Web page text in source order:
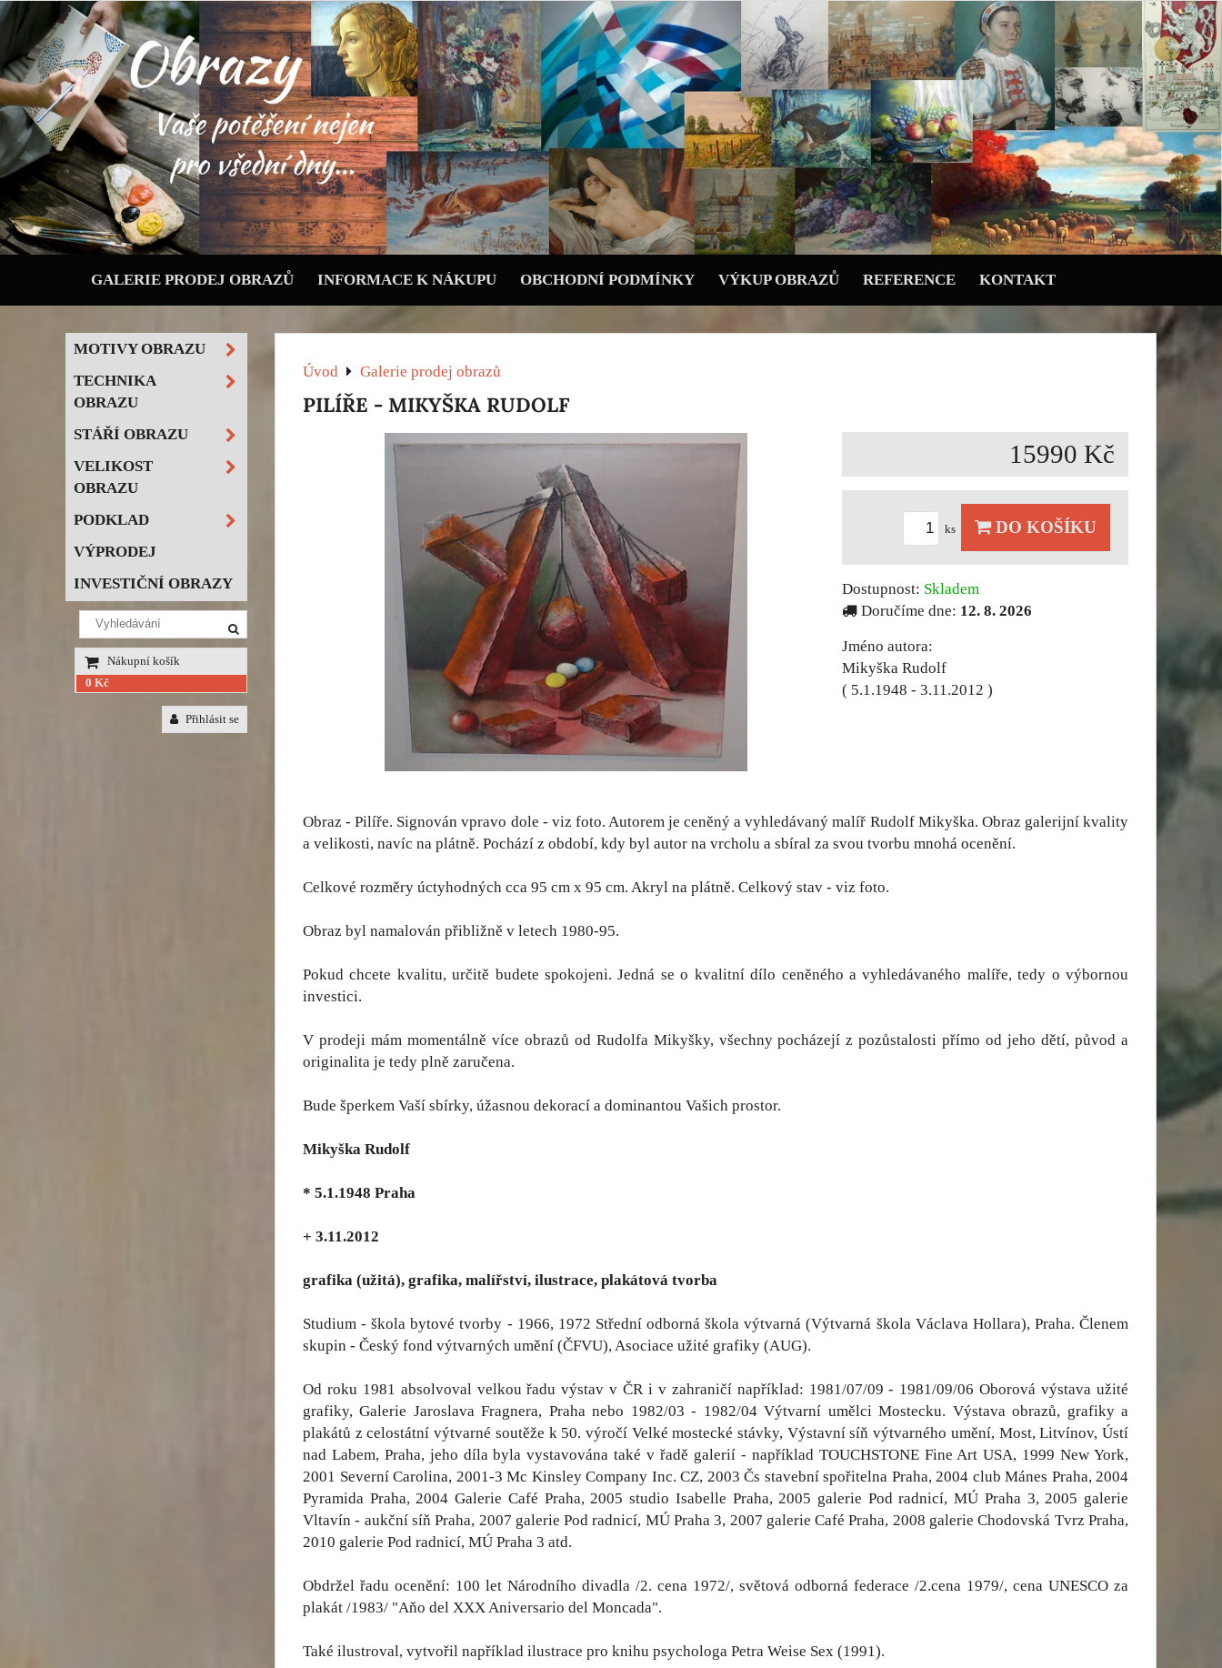
GALERIE PRODEJ OBRAZŮ INFORMACE K NÁKUPU OBCHODNÍ PODMÍNKY VÝKUP OBRAZŮ REFERENCE KONTAKT
Úvod Galerie prodej obrazů
PILÍŘE - MIKYŠKA RUDOLF
15990 Kč
ks DO KOŠÍKU
Dostupnost: Skladem
Doručíme dne: 12. 8. 2026
Jméno autora:
Mikyška Rudolf
( 5.1.1948 - 3.11.2012 )
Obraz - Pilíře. Signován vpravo dole - viz foto. Autorem je ceněný a vyhledávaný malíř Rudolf Mikyška. Obraz galerijní kvality
a velikosti, navíc na plátně. Pochází z období, kdy byl autor na vrcholu a sbíral za svou tvorbu mnohá ocenění.
Celkové rozměry úctyhodných cca 95 cm x 95 cm. Akryl na plátně. Celkový stav - viz foto.
Obraz byl namalován přibližně v letech 1980-95.
Pokud chcete kvalitu, určitě budete spokojeni. Jedná se o kvalitní dílo ceněného a vyhledávaného malíře, tedy o výbornou
investici.
V prodeji mám momentálně více obrazů od Rudolfa Mikyšky, všechny pocházejí z pozůstalosti přímo od jeho dětí, původ a
originalita je tedy plně zaručena.
Bude šperkem Vaší sbírky, úžasnou dekorací a dominantou Vašich prostor.
Mikyška Rudolf
* 5.1.1948 Praha
+ 3.11.2012
grafika (užitá), grafika, malířství, ilustrace, plakátová tvorba
Studium - škola bytové tvorby - 1966, 1972 Střední odborná škola výtvarná (Výtvarná škola Václava Hollara), Praha. Členem
skupin - Český fond výtvarných umění (ČFVU), Asociace užité grafiky (AUG).
Od roku 1981 absolvoval velkou řadu výstav v ČR i v zahraničí například: 1981/07/09 - 1981/09/06 Oborová výstava užité
grafiky, Galerie Jaroslava Fragnera, Praha nebo 1982/03 - 1982/04 Výtvarní umělci Mostecku. Výstava obrazů, grafiky a
plakátů z celostátní výtvarné soutěže k 50. výročí Velké mostecké stávky, Výstavní síň výtvarného umění, Most, Litvínov, Ústí
nad Labem, Praha, jeho díla byla vystavována také v řadě galerií - například TOUCHSTONE Fine Art USA, 1999 New York,
2001 Severní Carolina, 2001-3 Mc Kinsley Company Inc. CZ, 2003 Čs stavební spořitelna Praha, 2004 club Mánes Praha, 2004
Pyramida Praha, 2004 Galerie Café Praha, 2005 studio Isabelle Praha, 2005 galerie Pod radnicí, MÚ Praha 3, 2005 galerie
Vltavín - aukční síň Praha, 2007 galerie Pod radnicí, MÚ Praha 3, 2007 galerie Café Praha, 2008 galerie Chodovská Tvrz Praha,
2010 galerie Pod radnicí, MÚ Praha 3 atd.
Obdržel řadu ocenění: 100 let Národního divadla /2. cena 1972/, světová odborná federace /2.cena 1979/, cena UNESCO za
plakát /1983/ "Aňo del XXX Aniversario del Moncada".
Také ilustroval, vytvořil například ilustrace pro knihu psychologa Petra Weise Sex (1991).
MOTIVY OBRAZU
TECHNIKA
OBRAZU
STÁŘÍ OBRAZU
VELIKOST
OBRAZU
PODKLAD
VÝPRODEJ
INVESTIČNÍ OBRAZY
Nákupní košík
0 Kč
Přihlásit se